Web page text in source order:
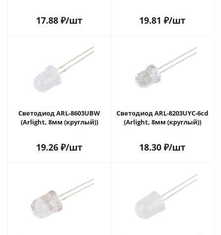
17.88 ₽/шт 19.81 ₽/шт
Светодиод ARL-8603UBW
(Arlight, 8мм (круглый))
19.26 ₽/шт
Светодиод ARL-8203UYC-6cd
(Arlight, 8мм (круглый))
18.30 ₽/шт